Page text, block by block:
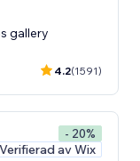
gallery
4.2(1591)
- 20%
Verifierad av Wix